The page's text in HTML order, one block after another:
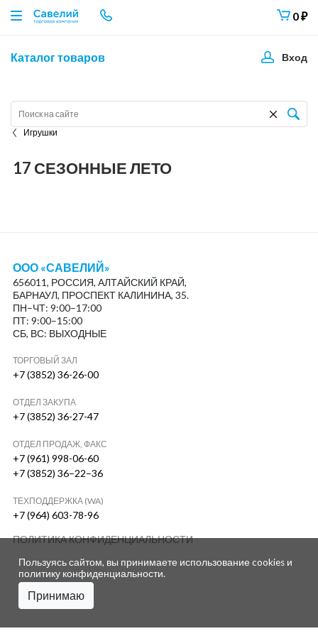
0₽
Каталог товаров Вход
Игрушки
17 СЕЗОННЫЕ ЛЕТО
ООО «САВЕЛИЙ»
656011, РОССИЯ, АЛТАЙСКИЙ КРАЙ,
БАРНАУЛ, ПРОСПЕКТ КАЛИНИНА, 35.
ПН–ЧТ: 9:00–17:00
ПТ: 9:00–15:00
СБ, ВС: ВЫХОДНЫЕ
ТОРГОВЫЙ ЗАЛ
+7 (3852) 36-26-00
ОТДЕЛ ЗАКУПА
+7 (3852) 36-27-47
ОТДЕЛ ПРОДАЖ, ФАКС
+7 (961) 998-06-60
+7 (3852) 36–22–36
ТЕХПОДДЕРЖКА (WA)
+7 (964) 603-78-96
ПОЛИТИКА КОНФИДЕНЦИАЛЬНОСТИ
Пользуясь сайтом, вы принимаете использование cookies и
политику конфиденциальности.
Принимаю